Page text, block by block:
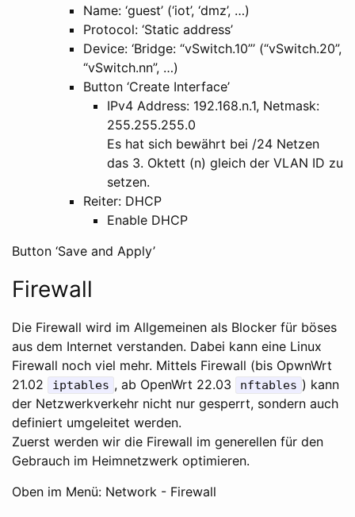
Name: ‘guest’ (‘iot’, ‘dmz’, …)
Protocol: ‘Static address’
Device: ‘Bridge: “vSwitch.10”’ (“vSwitch.20”,
“vSwitch.nn”, …)
Button ‘Create Interface’
IPv4 Address: 192.168.n.1, Netmask:
255.255.255.0
Es hat sich bewährt bei /24 Netzen
das 3. Oktett (n) gleich der VLAN ID zu
setzen.
Reiter: DHCP
Enable DHCP
Button ‘Save and Apply’
Firewall
Die Firewall wird im Allgemeinen als Blocker für böses
aus dem Internet verstanden. Dabei kann eine Linux
Firewall noch viel mehr. Mittels Firewall (bis OpwnWrt
21.02
iptables , ab OpenWrt 22.03 nftables ) kann
der Netzwerkverkehr nicht nur gesperrt, sondern auch
definiert umgeleitet werden.
Zuerst werden wir die Firewall im generellen für den
Gebrauch im Heimnetzwerk optimieren.
Oben im Menü: Network - Firewall